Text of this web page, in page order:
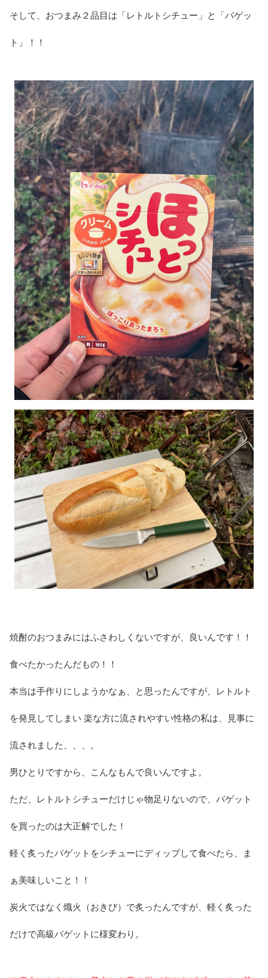
そして、おつまみ２品目は「レトルトシチュー」と「バゲッ
ト」！！
焼酎のおつまみにはふさわしくないですが、良いんです！！
食べたかったんだもの！！
本当は手作りにしようかなぁ、と思ったんですが、レトルト
を発見してしまい 楽な方に流されやすい性格の私は、見事に
流されました、、、。
男ひとりですから、こんなもんで良いんですよ。
ただ、レトルトシチューだけじゃ物足りないので、バゲット
を買ったのは大正解でした！
軽く炙ったバゲットをシチューにディップして食べたら、ま
ぁ美味しいこと！！
炭火ではなく熾火（おきび）で炙ったんですが、軽く炙った
だけで高級バゲットに様変わり。